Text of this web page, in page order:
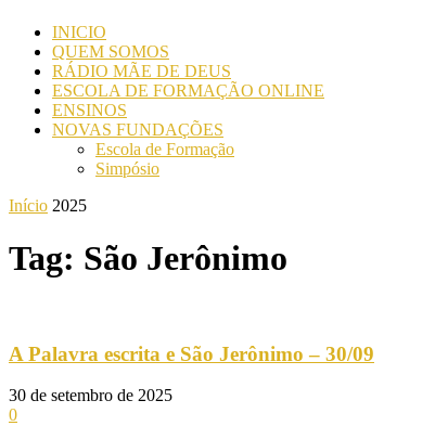
INICIO
QUEM SOMOS
RÁDIO MÃE DE DEUS
ESCOLA DE FORMAÇÃO ONLINE
ENSINOS
NOVAS FUNDAÇÕES
Escola de Formação
Simpósio
Início 2025
Tag: São Jerônimo
A Palavra escrita e São Jerônimo – 30/09
30 de setembro de 2025
0